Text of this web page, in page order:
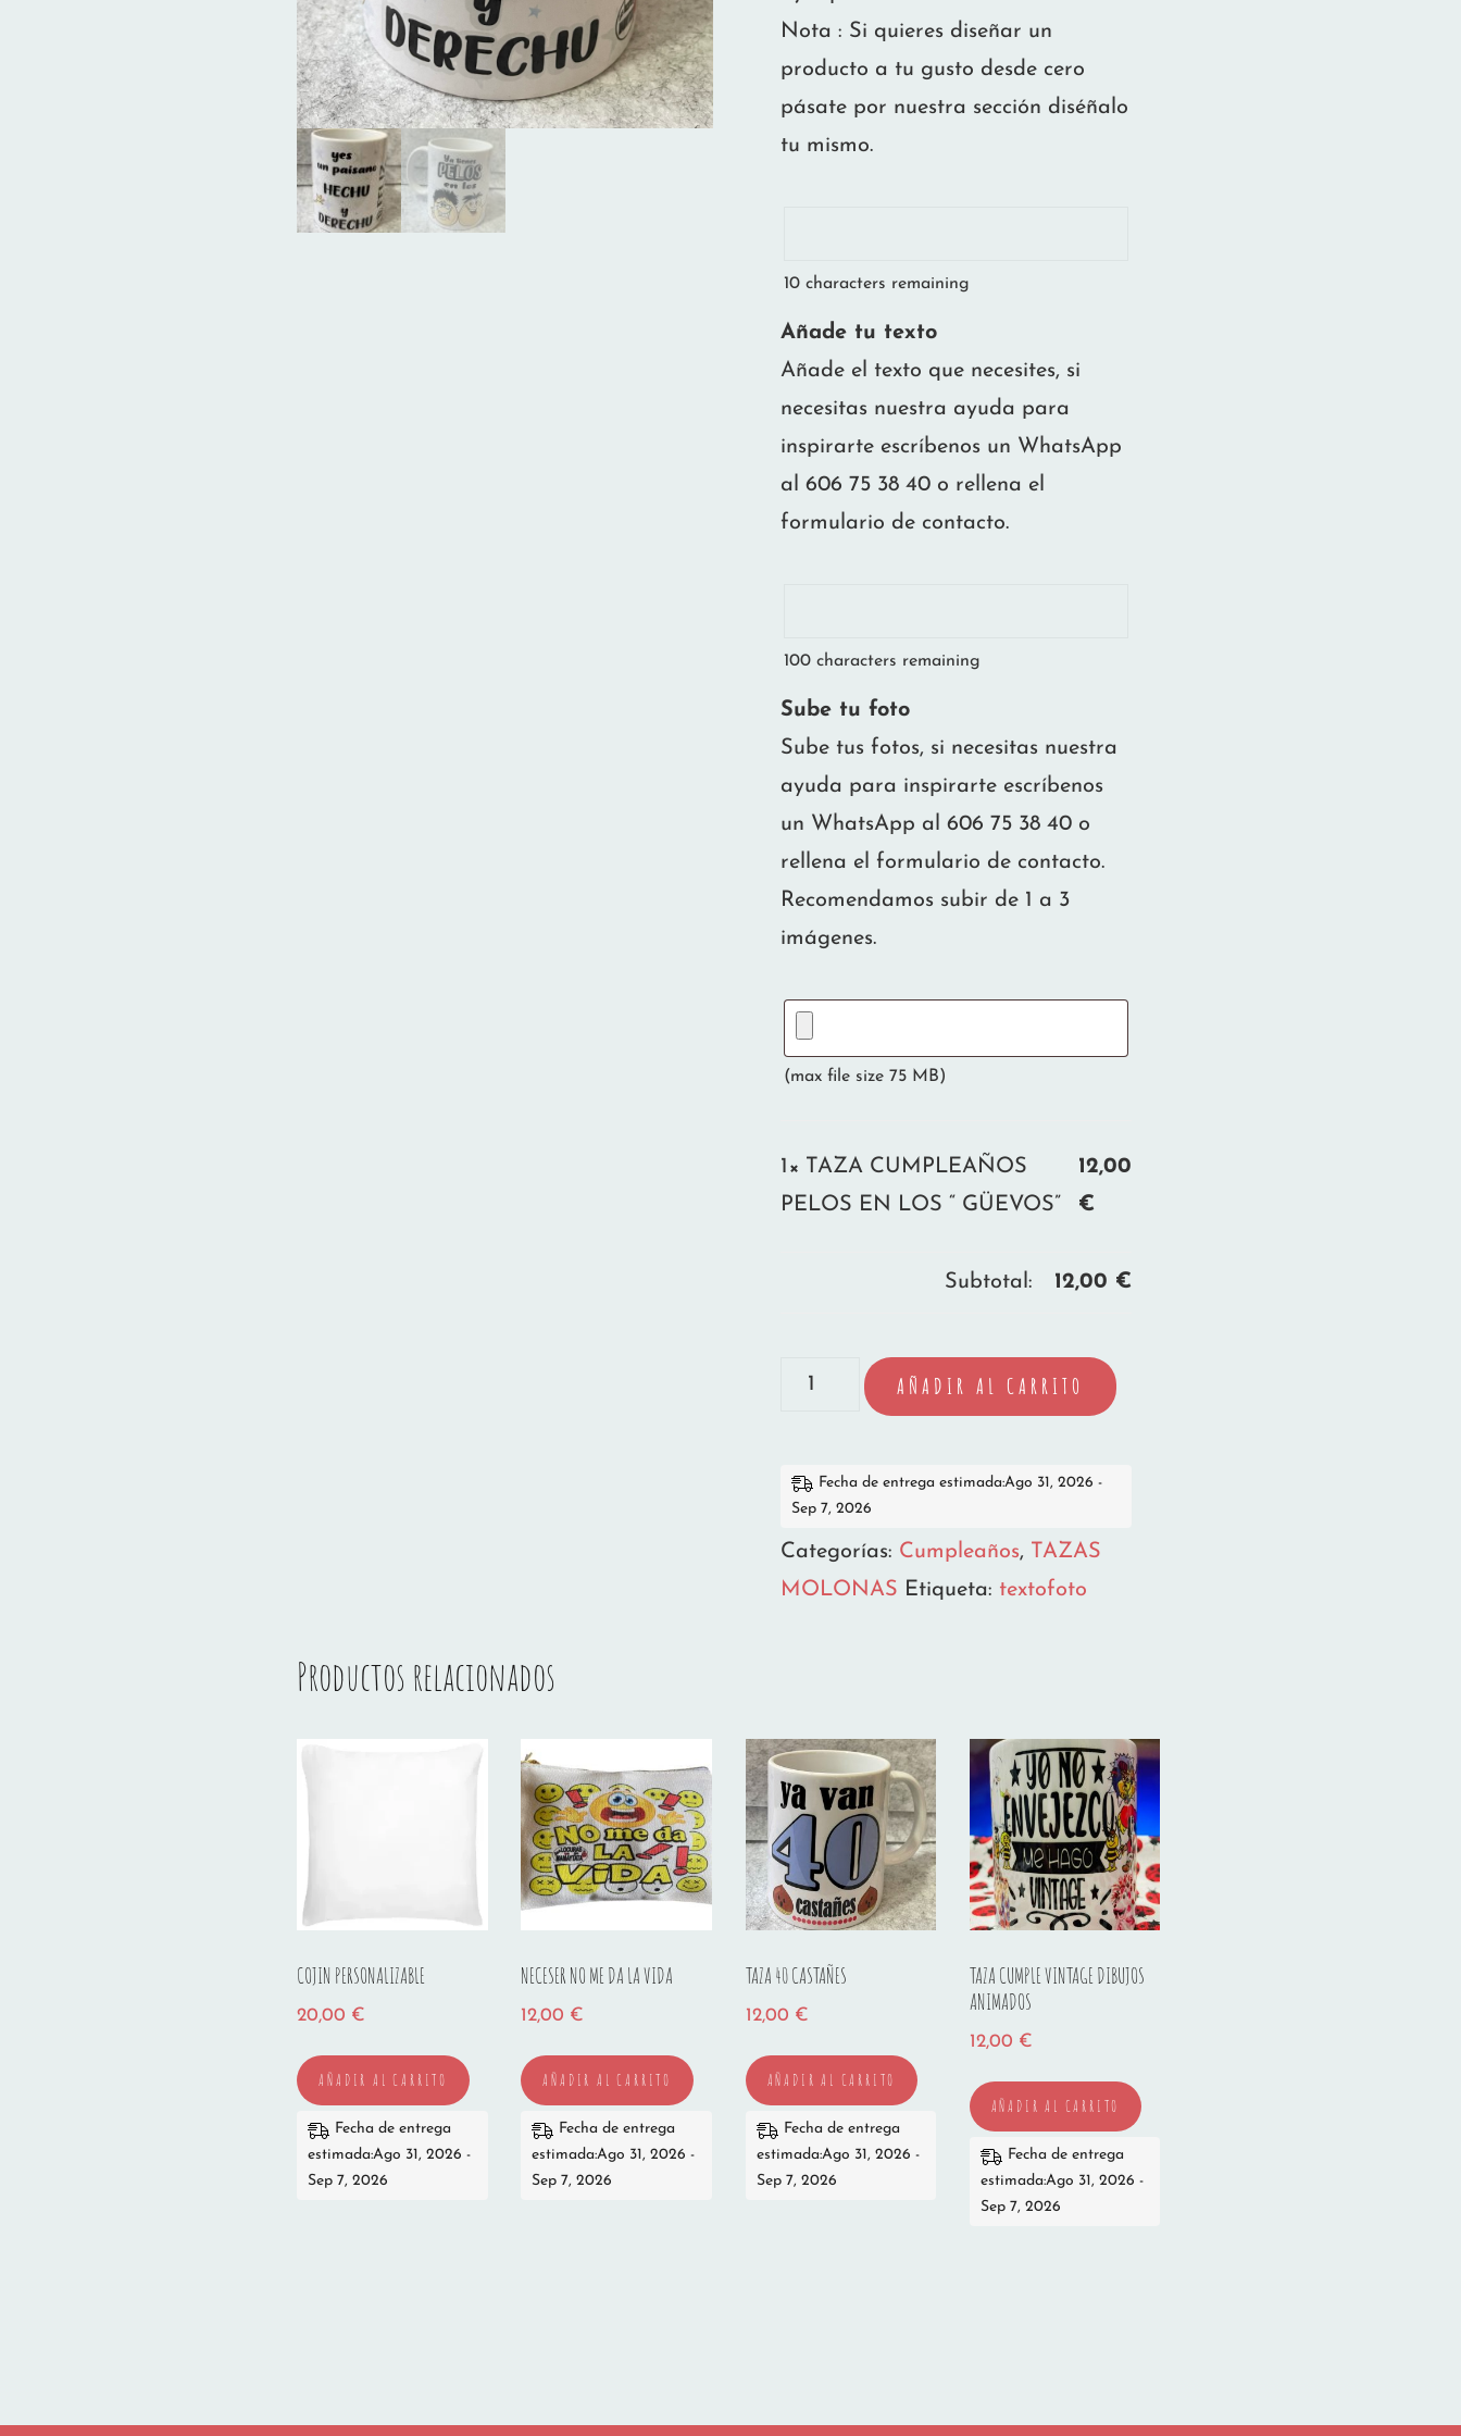
Nota : Si quieres diseñar un
producto a tu gusto desde cero
pásate por nuestra sección diséñalo
tu mismo.
10characters remaining
Añade tu texto
Añade el texto que necesites, si
necesitas nuestra ayuda para
inspirarte escríbenos un WhatsApp
al 606 75 38 40 o rellena el
formulario de contacto.
100characters remaining
Sube tu foto
Sube tus fotos, si necesitas nuestra
ayuda para inspirarte escríbenos
un WhatsApp al 606 75 38 40 o
rellena el formulario de contacto.
Recomendamos subir de 1 a 3
imágenes.
(max file size 75 MB)
1× TAZA CUMPLEAÑOS
PELOS EN LOS “ GÜEVOS”
12,00
€
Subtotal: 12,00 €
TAZA
CUMPLEAÑOS
EN
AÑADIR AL CARRITO
Fecha de entrega estimada:Ago 31, 2026 -
Sep 7, 2026
Categorías: Cumpleaños, TAZAS
MOLONAS Etiqueta: textofoto
Productos relacionados
COJIN PERSONALIZABLE
20,00 €
AÑADIR AL CARRITO
Fecha de entrega
estimada:Ago 31, 2026 -
Sep 7, 2026
NECESER NO ME DA LA VIDA
12,00 €
AÑADIR AL CARRITO
Fecha de entrega
estimada:Ago 31, 2026 -
Sep 7, 2026
TAZA 40 CASTAÑES
12,00 €
AÑADIR AL CARRITO
Fecha de entrega
estimada:Ago 31, 2026 -
Sep 7, 2026
TAZA CUMPLE VINTAGE DIBUJOS
ANIMADOS
12,00 €
AÑADIR AL CARRITO
Fecha de entrega
estimada:Ago 31, 2026 -
Sep 7, 2026